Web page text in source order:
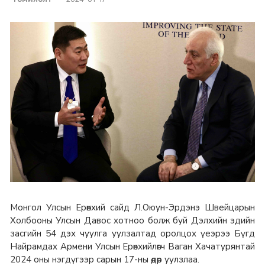
Монгол Улсын Ерөнхий сайд Л.Оюун-Эрдэнэ Швейцарын
Холбооны Улсын Давос хотноо болж буй Дэлхийн эдийн
засгийн 54 дэх чуулга уулзалтад оролцох үеэрээ Бүгд
Найрамдах Армени Улсын Ерөнхийлөгч Ваган Хачатурянтай
2024 оны нэгдүгээр сарын 17-ны өдөр уулзлаа.